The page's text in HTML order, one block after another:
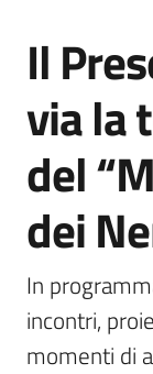
Vivere
Casalfiumanese
5x1000
Salta al contenuto
Il
via la
del
dei
In
incontri,
momenti di